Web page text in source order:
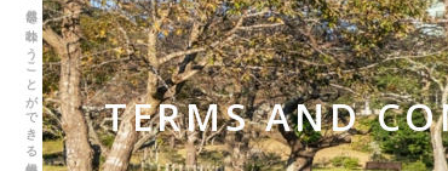
TERMS AND